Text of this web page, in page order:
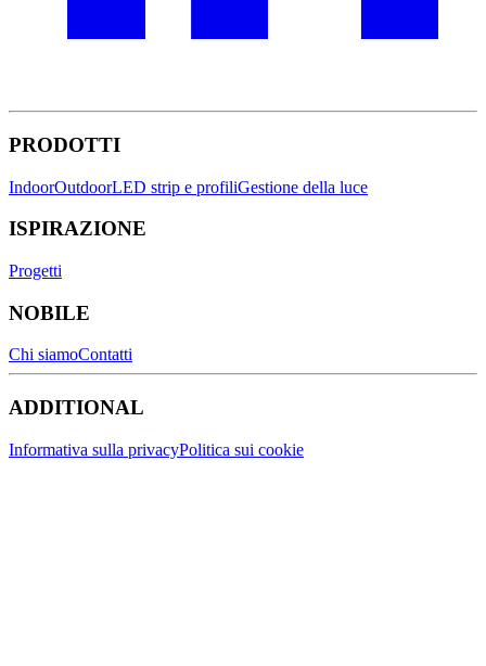
PRODOTTI
IndoorOutdoorLED strip e profiliGestione della luce
ISPIRAZIONE
Progetti
NOBILE
Chi siamoContatti
ADDITIONAL
Informativa sulla privacyPolitica sui cookie